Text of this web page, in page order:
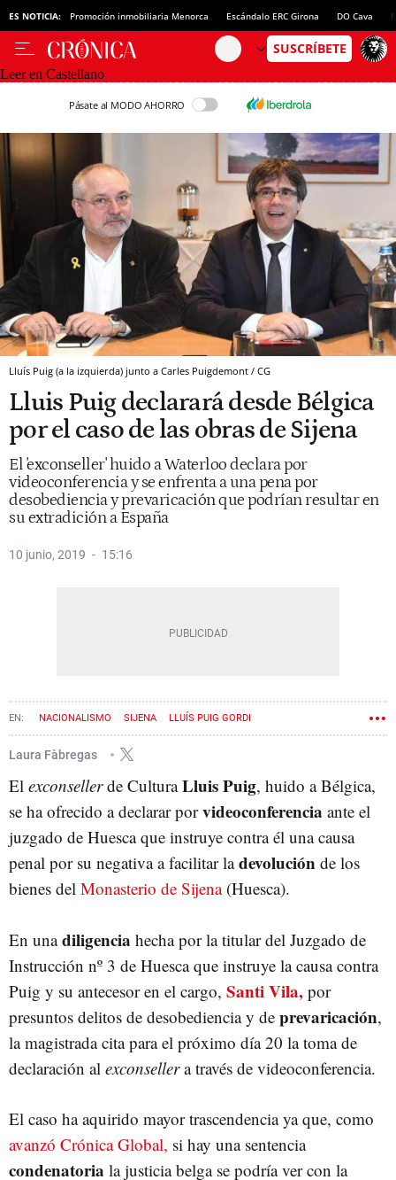
ES NOTICIA: Promoción inmobiliaria Menorca Escándalo ERC Girona DO Cava
Leer en Castellano
Pásate al MODO AHORRO
Lluís Puig (a la izquierda) junto a Carles Puigdemont / CG
Lluis Puig declarará desde Bélgica
por el caso de las obras de Sijena
El 'exconseller' huido a Waterloo declara por
videoconferencia y se enfrenta a una pena por
desobediencia y prevaricación que podrían resultar en
su extradición a España
10 junio, 2019 15:16
NACIONALISMO SIJENA LLUÍS PUIG GORDI
Laura Fàbregas
El exconsellerde CulturaLluis Puig, huido a Bélgica,
se ha ofrecido a declarar porvideoconferencia ante el
juzgado de Huesca que instruye contra él una causa
penal por su negativa a facilitar ladevolución de los
bienes del Monasterio de Sijena(Huesca).
En unadiligencia hecha por la titular del Juzgado de
Instrucción nº 3 de Huesca que instruye la causa contra
Puig y su antecesor en el cargo, Santi Vila, por
presuntos delitos de desobediencia y de prevaricación,
la magistrada cita para el próximo día 20 la toma de
declaración al exconsellera través de videoconferencia.
El caso ha aquirido mayor trascendencia ya que, como
avanzó Crónica Global, si hay una sentencia
condenatoria la justicia belga se podría ver con la